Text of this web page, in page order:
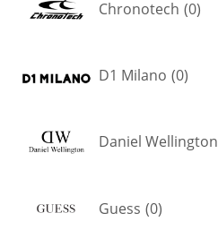
Chronotech (0)
D1 Milano (0)
Daniel Wellington
Guess (0)